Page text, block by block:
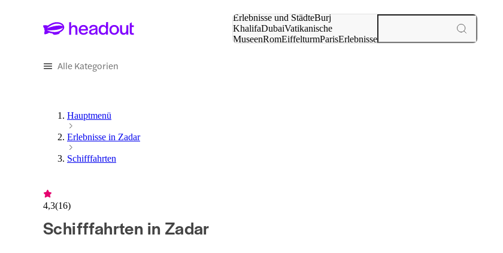
Erlebnisse und StädteBurj
KhalifaDubaiVatikanische
MuseenRomEiffelturmParisErlebnisse
Alle Kategorien
Hauptmenü
Erlebnisse in Zadar
Schifffahrten
4,3(16)
Schifffahrten in Zadar